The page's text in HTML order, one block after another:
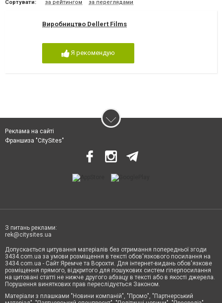
Сортувати: за рейтингом за переглядами
Виробництво Dellert Films
Я рекомендую
Реклама на сайті
Франшиза "CitySites"
З питань реклами:
rek@citysites.ua
Допускається цитування матеріалів без отримання попередньої згоди
3434.com.ua за умови розміщення в тексті обов'язкового посилання на
3434.com.ua - Сайт Яремче та Ворохти. Для інтернет-видань обов'язкове
розміщення прямого, відкритого для пошукових систем гіперпосилання
на цитовані статті не нижче другого абзацу в тексті або в якості джерела.
Порушення виняткових прав переслідується Законом.
Матеріали з плашками "Новини компаній", "Промо", "Партнерський